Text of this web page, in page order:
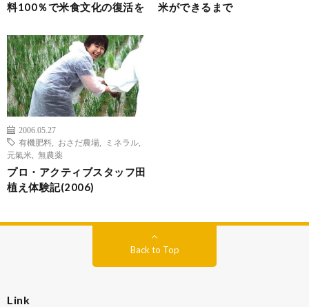
料100％で米食文化の復活を
米ができるまで
2006.05.27
有機肥料
おさだ農場 ミネラル
元氣米
無農薬
プロ・アクティブスタッフ田
植え体験記(2006)
Back to Top
Link